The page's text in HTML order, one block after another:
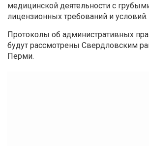
медицинской деятельности с
лицензионных требований и условий.
Протоколы об административных
будут рассмотрены Свердловским
Перми.